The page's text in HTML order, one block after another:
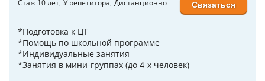
Стаж 10 лет У репетитора Дистанционно
*Подготовка к ЦТ
*Помощь по школьной программе
*Индивидуальные занятия
*Занятия в мини-группах (до 4-х человек)
Связаться